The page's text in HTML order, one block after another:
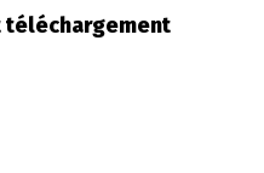
téléchargement